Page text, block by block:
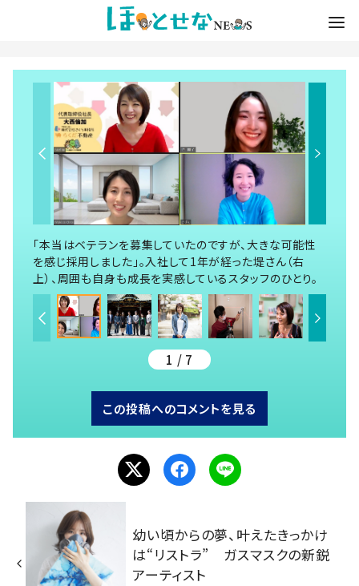
「本当はベテランを募集していたのですが、大きな可能性
を感じ採用しました」。入社して1年が経った堤さん（右
上）、周囲も自身も成長を実感しているスタッフのひとり。
1 / 7
この投稿へのコメントを見る
幼い頃からの夢、叶えたきっかけ
は“リストラ” ガスマスクの新鋭
アーティスト